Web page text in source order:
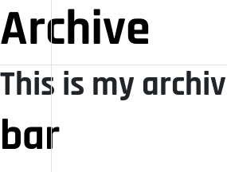
Archive
This is my
bar